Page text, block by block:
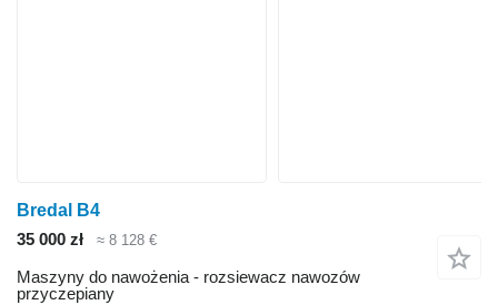
Bredal B4
35 000 zł
≈ 8 128 €
Maszyny do nawożenia - rozsiewacz nawozów
przyczepiany